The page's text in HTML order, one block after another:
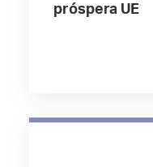
próspera UE